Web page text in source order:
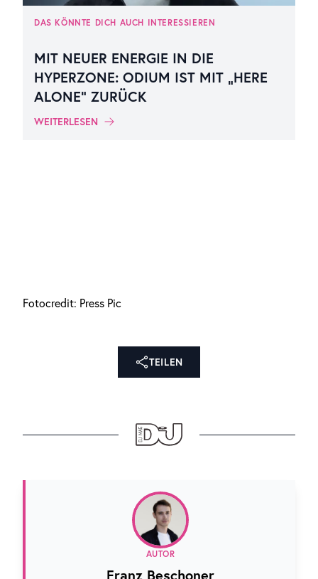
DAS KÖNNTE DICH AUCH INTERESSIEREN
MIT NEUER ENERGIE IN DIE
HYPERZONE: ODIUM IST MIT „HERE
ALONE“ ZURÜCK
WEITERLESEN
Fotocredit: Press Pic
TEILEN
AUTOR
Franz Beschoner